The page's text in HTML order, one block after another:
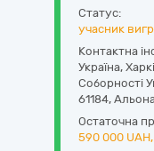
Статус:
учасник
Контактна
Україна,
Соборності
61184,
Остаточна
590 000 UAH,